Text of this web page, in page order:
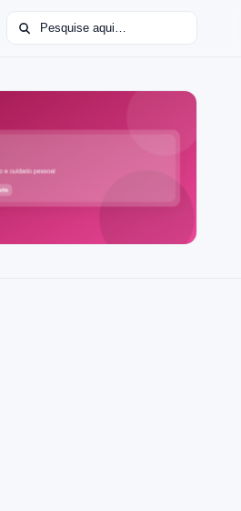
Buscar por: